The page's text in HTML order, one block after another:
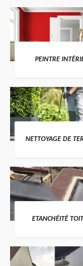
PEINTRE
NETTOYAGE DE
ETANCHÉITÉ